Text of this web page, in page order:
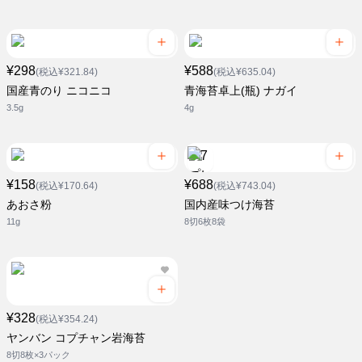
¥298(税込¥321.84)
国産青のり ニコニコ
3.5g
¥588(税込¥635.04)
青海苔卓上(瓶) ナガイ
4g
¥158(税込¥170.64)
あおさ粉
11g
¥688(税込¥743.04)
国内産味つけ海苔
8切6枚8袋
¥328(税込¥354.24)
ヤンバン コプチャン岩海苔
8切8枚×3パック